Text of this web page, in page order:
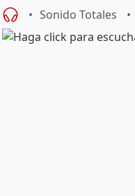
Sonido Totales